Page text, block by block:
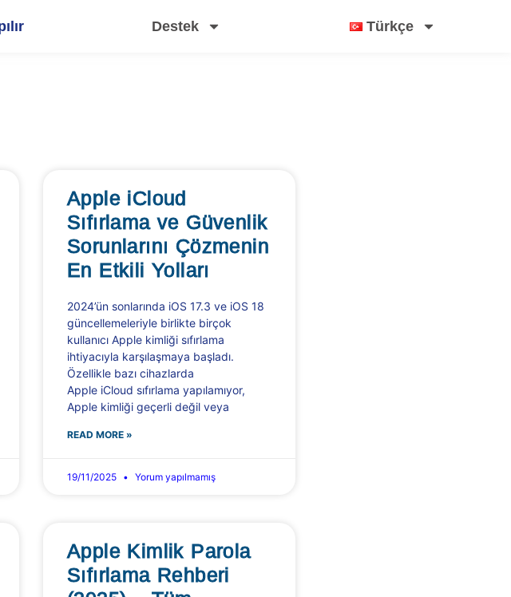
Destek Türkçe
Apple iCloud
Sıfırlama ve Güvenlik
Sorunlarını Çözmenin
En Etkili Yolları
2024’ün sonlarında iOS 17.3 ve iOS 18
güncellemeleriyle birlikte birçok
kullanıcı Apple kimliği sıfırlama
ihtiyacıyla karşılaşmaya başladı.
Özellikle bazı cihazlarda
Apple iCloud sıfırlama yapılamıyor,
Apple kimliği geçerli değil veya
READ MORE »
19/11/2025 Yorum yapılmamış
Apple Kimlik Parola
Sıfırlama Rehberi